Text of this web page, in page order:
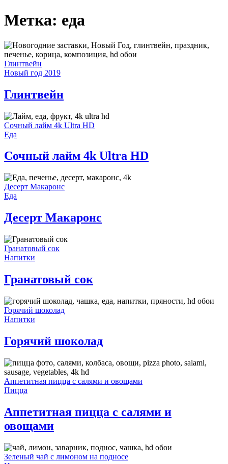
Метка: еда
Глинтвейн
Новый год 2019
Глинтвейн
Сочный лайм 4k Ultra HD
Еда
Сочный лайм 4k Ultra HD
Десерт Макаронс
Еда
Десерт Макаронс
Гранатовый сок
Напитки
Гранатовый сок
Горячий шоколад
Напитки
Горячий шоколад
Аппетитная пицца с салями и овощами
Пицца
Аппетитная пицца с салями и
овощами
Зеленый чай с лимоном на подносе